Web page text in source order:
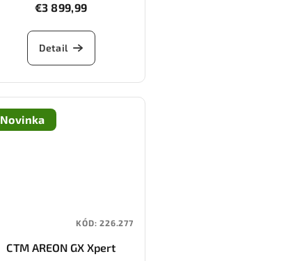
€3 899,99
Detail
Novinka
CTM AREON GX Xpert
KÓD:226.277